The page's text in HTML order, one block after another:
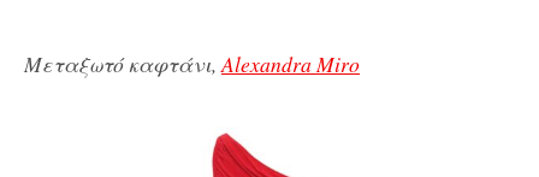
Μεταξωτό καφτάνι,Alexandra Miro